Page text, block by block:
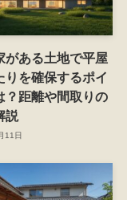
がある土地で平屋
りを確保するポイ
？距離や間取りの
説
11日